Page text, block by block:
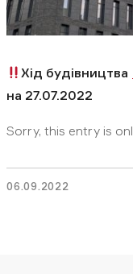
Хід будівництва
на 27.07.2022
Sorry, this entry is
06.09.2022